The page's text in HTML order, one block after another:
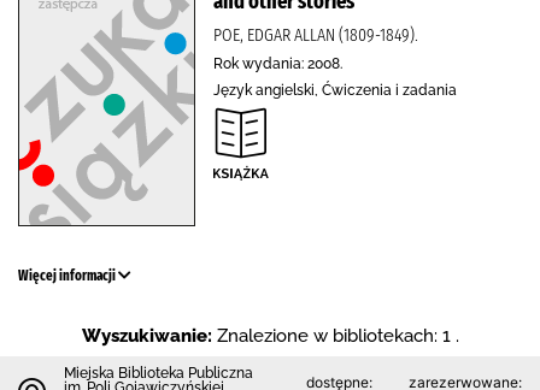
POE, EDGAR ALLAN (1809-1849).
Rok wydania: 2008.
Język angielski, Ćwiczenia i zadania
Więcej informacji
Wyszukiwanie: Znalezione w bibliotekach: 1 .
Miejska Biblioteka Publiczna
dostępne: zarezerwowane: